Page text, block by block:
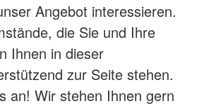
Angebot interessieren.
die Sie und Ihre
Ihnen in dieser
zur Seite stehen.
an! Wir stehen Ihnen gern